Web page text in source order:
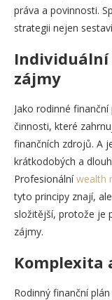
práva a povinnosti.
strategii nejen
Individuální
zájmy
Jako rodinné
činnosti, které
finančních zdrojů. A
krátkodobých a
Profesionálníwealth
tyto principy znají,
složitější, protože je
zájmy.
Komplexita
Rodinný finanční